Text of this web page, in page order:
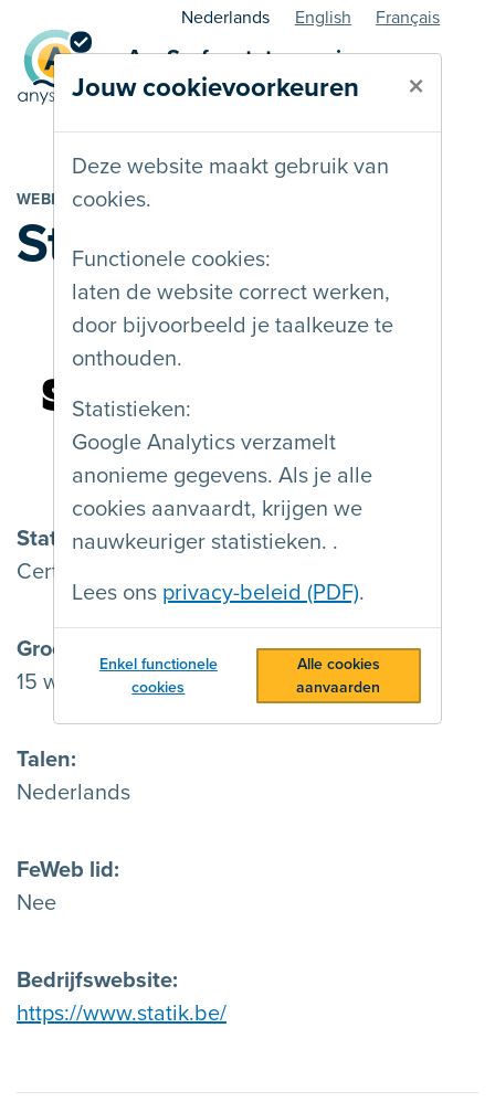
Jouw cookievoorkeuren ×
Deze website maakt gebruik van
cookies.
Functionele cookies:
laten de website correct werken,
door bijvoorbeeld je taalkeuze te
onthouden.
Statistieken:
Google Analytics verzamelt
anonieme gegevens. Als je alle
cookies aanvaardt, krijgen we
nauwkeuriger statistieken. .
Lees ons privacy-beleid (PDF).
Enkel functionele
cookies
Alle cookies
aanvaarden
AnySurfer statuspagina -
webbouwer
Nederlands English Français
WEBBEDRIJF
Statik
Status
Certified
Grootte
15 werknemers of meer
Talen
Nederlands
FeWeb lid
Nee
Bedrijfswebsite
https://www.statik.be/